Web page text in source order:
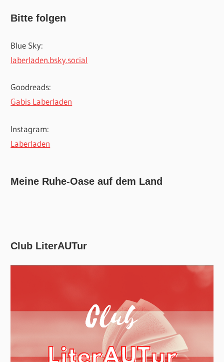
Bitte folgen
Blue Sky:
laberladen.bsky.social
Goodreads:
Gabis Laberladen
Instagram:
Laberladen
Meine Ruhe-Oase auf dem Land
Club LiterAUTur